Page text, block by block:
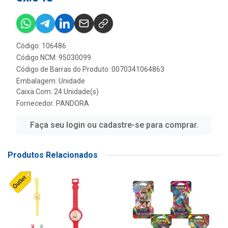
Código: 106486
Código NCM: 95030099
Código de Barras do Produto: 0070341064863
Embalagem: Unidade
Caixa Com: 24 Unidade(s)
Fornecedor: PANDORA
Faça seu login ou cadastre-se para comprar.
Produtos Relacionados